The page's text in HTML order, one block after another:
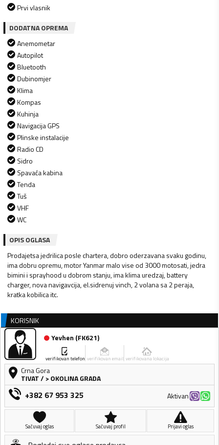
Prvi vlasnik
DODATNA OPREMA
Anemometar
Autopilot
Bluetooth
Dubinomjer
Klima
Kompas
Kuhinja
Navigacija GPS
Plinske instalacije
Radio CD
Sidro
Spavaća kabina
Tenda
Tuš
VHF
WC
OPIS OGLASA
Prodajetsa jedrilica posle chartera, dobro oderzavana svaku godinu,
ima dobru opremu, motor Yanmar malo vise od 3000 motosati, jedra
bimini i sprayhood u dobrom stanju, ima klima uredzaj, battery
charger, nova navigavcija, el.sidrenuj vinch, 2 volana sa 2 peraja,
kratka kobilica itc.
KORISNIK
Yevhen (FK621)
verifikovan telefon verifikovan email verifikovana lokacija
Crna Gora
TIVAT/ > OKOLINA GRADA
+382 67 953 325 Aktivan
Sačuvaj oglas Sačuvaj profil Prijavi oglas